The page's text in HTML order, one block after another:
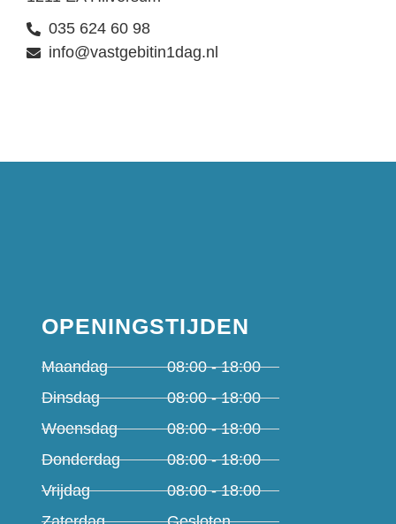
035 624 60 98
info@vastgebitin1dag.nl
OPENINGSTIJDEN
Maandag
Dinsdag
Woensdag
Donderdag
Vrijdag
08:00 - 18:00
08:00 - 18:00
08:00 - 18:00
08:00 - 18:00
08:00 - 18:00